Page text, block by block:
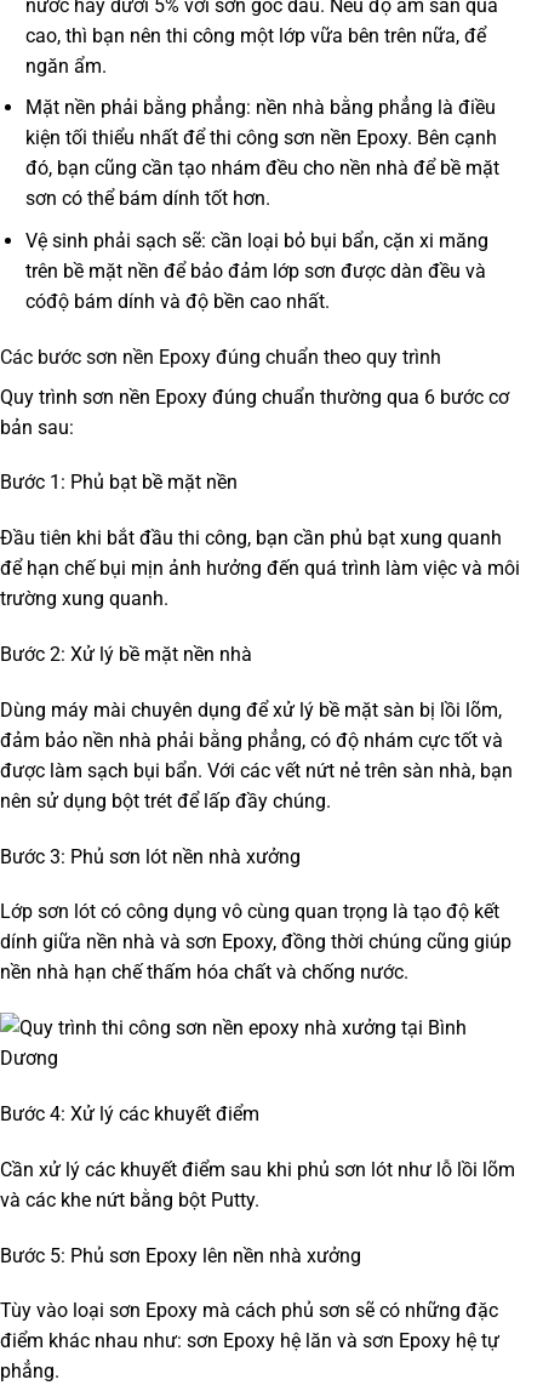
nước hay dưới 5% với sơn gốc dầu. Nếu độ ẩm sàn quá
cao, thì bạn nên thi công một lớp vữa bên trên nữa, để
ngăn ẩm.
Mặt nền phải bằng phẳng: nền nhà bằng phẳng là điều
kiện tối thiểu nhất để thi công sơn nền Epoxy. Bên cạnh
đó, bạn cũng cần tạo nhám đều cho nền nhà để bề mặt
sơn có thể bám dính tốt hơn.
Vệ sinh phải sạch sẽ: cần loại bỏ bụi bẩn, cặn xi măng
trên bề mặt nền để bảo đảm lớp sơn được dàn đều và
cóđộ bám dính và độ bền cao nhất.
Các bước sơn nền Epoxy đúng chuẩn theo quy trình
Quy trình sơn nền Epoxy đúng chuẩn thường qua 6 bước cơ
bản sau:
Bước 1: Phủ bạt bề mặt nền
Đầu tiên khi bắt đầu thi công, bạn cần phủ bạt xung quanh
để hạn chế bụi mịn ảnh hưởng đến quá trình làm việc và môi
trường xung quanh.
Bước 2: Xử lý bề mặt nền nhà
Dùng máy mài chuyên dụng để xử lý bề mặt sàn bị lồi lõm,
đảm bảo nền nhà phải bằng phẳng, có độ nhám cực tốt và
được làm sạch bụi bẩn. Với các vết nứt nẻ trên sàn nhà, bạn
nên sử dụng bột trét để lấp đầy chúng.
Bước 3: Phủ sơn lót nền nhà xưởng
Lớp sơn lót có công dụng vô cùng quan trọng là tạo độ kết
dính giữa nền nhà và sơn Epoxy, đồng thời chúng cũng giúp
nền nhà hạn chế thấm hóa chất và chống nước.
Bước 4: Xử lý các khuyết điểm
Cần xử lý các khuyết điểm sau khi phủ sơn lót như lỗ lồi lõm
và các khe nứt bằng bột Putty.
Bước 5: Phủ sơn Epoxy lên nền nhà xưởng
Tùy vào loại sơn Epoxy mà cách phủ sơn sẽ có những đặc
điểm khác nhau như: sơn Epoxy hệ lăn và sơn Epoxy hệ tự
phẳng.